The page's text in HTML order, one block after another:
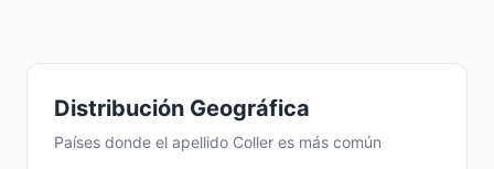
Distribución Geográfica
Países donde el apellido Coller es más común